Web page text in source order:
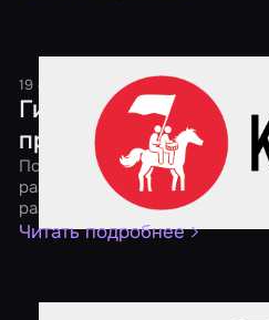
19 сентября 20161 минута
Гид по квестам:
приключение мечты
Портал KudaGo.com вместе с
разберется в многообразии
развлечения
Читать подробнее